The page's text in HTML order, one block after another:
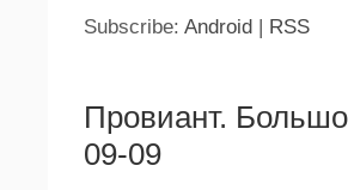
Subscribe: Android RSS
Провиант.
09-09